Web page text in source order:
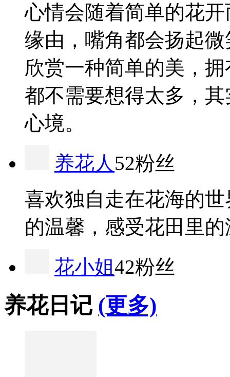
心情会随着简单的花
缘由，嘴角都会扬起
欣赏一种简单的美，
都不需要想得太多，
心境。
养花人 52粉丝
喜欢独自走在花海的
的温馨，感受花田里
花小姐42粉丝
养花日记 (更多)